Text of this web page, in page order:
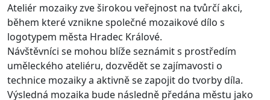
Ateliér mozaiky zve širokou veřejnost na tvůrčí akci,
během které vznikne společné mozaikové dílo s
logotypem města Hradec Králové.
Návštěvníci se mohou blíže seznámit s prostředím
uměleckého ateliéru, dozvědět se zajímavosti o
technice mozaiky a aktivně se zapojit do tvorby díla.
Výsledná mozaika bude následně předána městu jako